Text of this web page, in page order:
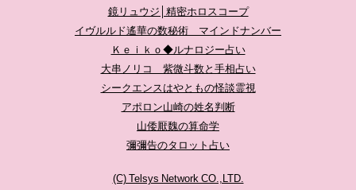
鏡リュウジ│精密ホロスコープ
イヴルルド遙華の数秘術 マインドナンバー
Ｋｅｉｋｏ◆ルナロジー占い
大串ノリコ 紫微斗数と手相占い
シークエンスはやともの怪談霊視
アポロン山崎の姓名判断
山倭厭魏の算命学
彌彌告のタロット占い
(C) Telsys Network CO.,LTD.